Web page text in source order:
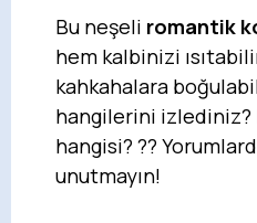
Bu neşeli romantik
hem kalbinizi
kahkahalara
hangilerini
hangisi? ??
unutmayın!